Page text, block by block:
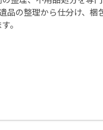
の整理から仕分け、梱
。